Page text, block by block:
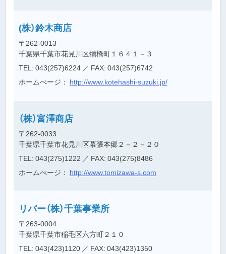
(株）鈴木商店
〒262-0013
千葉県千葉市花見川区犢橋町１６４１－３
TEL: 043(257)6224 ／ FAX: 043(257)6742
ホームぺージ： http://www.kotehashi-suzuki.jp/
（株）富澤商店
〒262-0033
千葉県千葉市花見川区幕張本郷２－２－２０
TEL: 043(275)1222 ／ FAX: 043(275)8486
ホームぺージ： http://www.tomizawa-s.com
リバー（株）千葉事業所
〒263-0004
千葉県千葉市稲毛区六方町２１０
TEL: 043(423)1120 ／ FAX: 043(423)1350